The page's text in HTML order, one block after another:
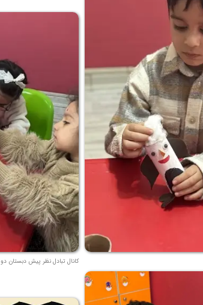
کانال تبادل نظر پیش دبستان دو